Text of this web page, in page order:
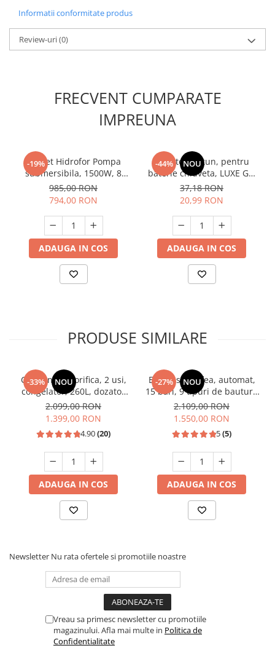
Informatii conformitate produs
Review-uri(0)
FRECVENT CUMPARATE
IMPREUNA
-19%
Pachet Hidrofor Pompa
submersibila, 1500W, 8
turbine, 25m cablu + bazin
50 L, 10 bar, accesorii, DDT
Profesional
985,00 RON
794,00 RON
ADAUGA IN COS
-44% NOU
Adaptor furtun, pentru
baterie chiuveta, LUXE GX,
Gardex 403406
37,18 RON
20,99 RON
ADAUGA IN COS
PRODUSE SIMILARE
-33% NOU
Combina frigorifica, 2 usi,
congelator, 260L, dozator
de apa, Inox, SAMUS
2.099,00 RON
1.399,00 RON
4.90(20)
ADAUGA IN COS
-27% NOU
Espressor cafea, automat,
15 bari, 9 tipuri de bauturi,
rezervor lapte, putere
1350W, SAMUS
2.109,00 RON
1.550,00 RON
5(5)
ADAUGA IN COS
Newsletter Nu rata ofertele si promotiile noastre
Vreau sa primesc newsletter cu promotiile
magazinului. Afla mai multe in Politica de
Confidentialitate